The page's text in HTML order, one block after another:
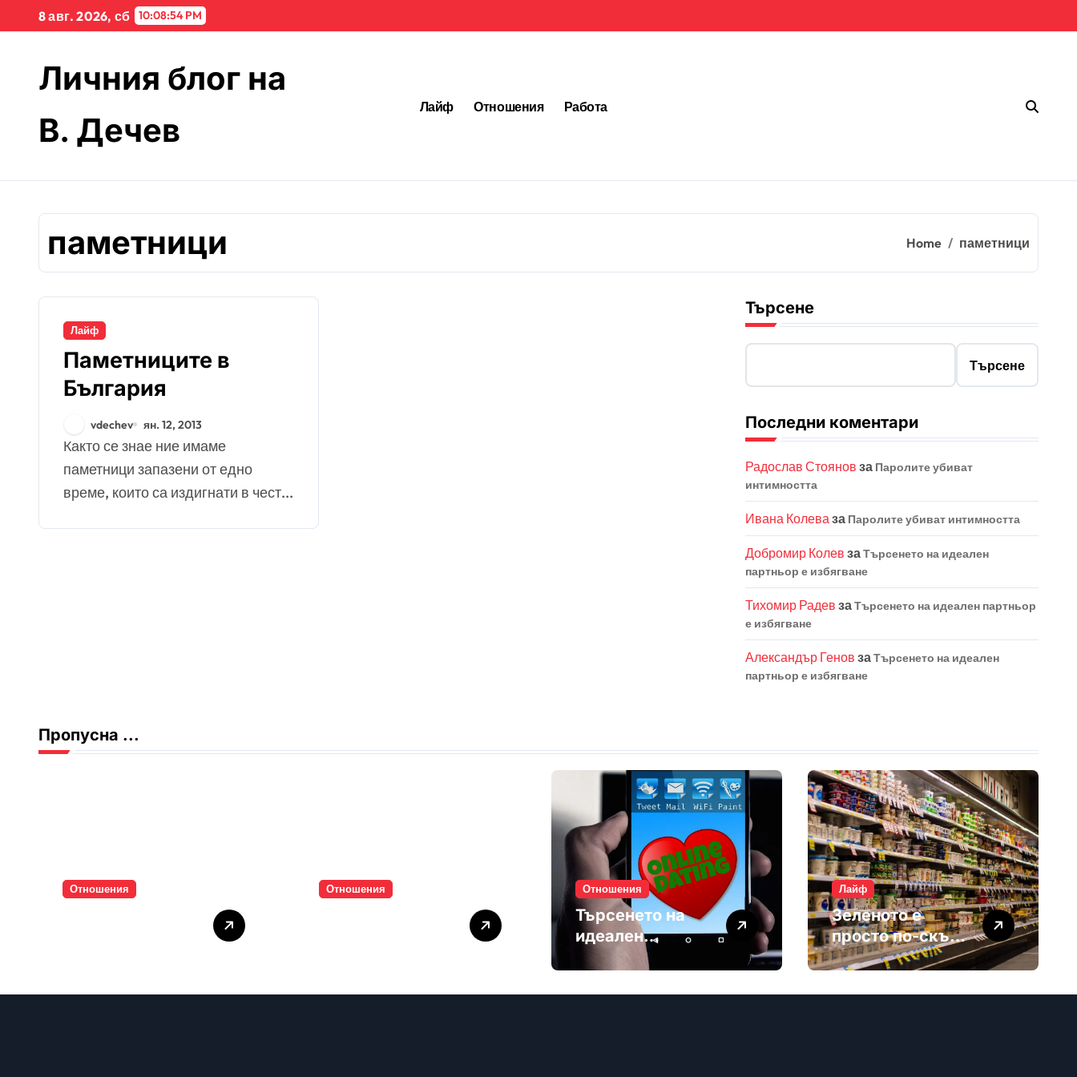
8 авг. 2026, сб 10:08:54 PM
Личния блог на
В. Дечев
Лайф Отношения Работа
паметници Home паметници
Лайф
Паметниците в
България
vdechev ян. 12, 2013
Както се знае ние имаме
паметници запазени от едно
време, които са издигнати в чест...
Търсене
Търсене
Последни коментари
Радослав Стоянов за Паролите убиват
интимността
Ивана Колеваза Паролите убиват интимността
Добромир Колев заТърсенето на идеален
партньор е избягване
Тихомир Радев заТърсенето на идеален партньор
е избягване
Александър Генов заТърсенето на идеален
партньор е избягване
Пропусна ...
Отношения Отношения Отношения
Търсенето на
идеален
партньор е
Лайф
Зеленото е
просто по-скъп
маркетинг